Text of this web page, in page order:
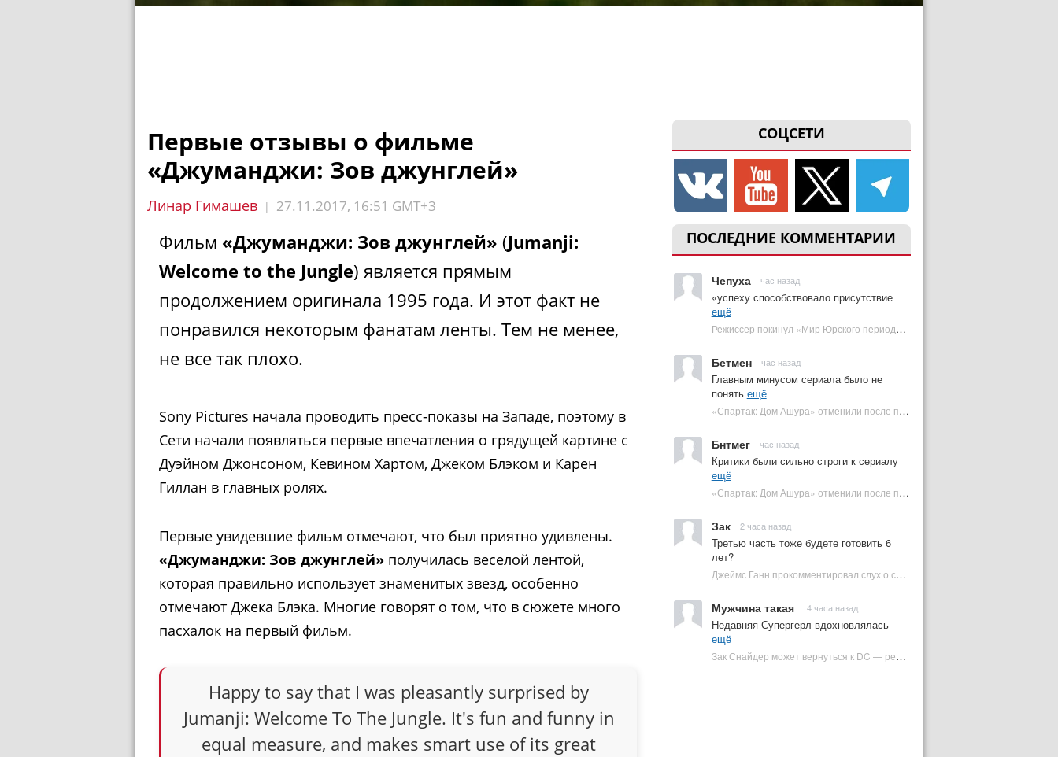
СОЦСЕТИ
ПОСЛЕДНИЕ КОММЕНТАРИИ
Чепуха час назад
«успеху способствовало присутствие
ещё
Режиссер покинул «Мир Юрского периода 5» | Plugged In Ru
Бетмен час назад
Главным минусом сериала было не
понять ещё
«Спартак: Дом Ашура» отменили после первого сезона | Plugged In Ru
Бнтмег час назад
Критики были сильно строги к сериалу
ещё
«Спартак: Дом Ашура» отменили после первого сезона | Plugged In Ru
Зак 2 часа назад
Третью часть тоже будете готовить 6
лет?
Джеймс Ганн прокомментировал слух о съемках «Бэтмена 3» | Plugged In Ru
Мужчина такая 4 часа назад
Недавняя Супергерл вдохновлялась
ещё
Зак Снайдер может вернуться к DC — режиссер общался с Warner Bros. (фото) | Plugged In Ru
Первые отзывы о фильме
«Джуманджи: Зов джунглей»
Линар Гимашев | 27.11.2017, 16:51 GMT+3
Фильм «Джуманджи: Зов джунглей» (Jumanji:
Welcome to the Jungle) является прямым
продолжением оригинала 1995 года. И этот факт не
понравился некоторым фанатам ленты. Тем не менее,
не все так плохо.
Sony Pictures начала проводить пресс-показы на Западе, поэтому в
Сети начали появляться первые впечатления о грядущей картине с
Дуэйном Джонсоном, Кевином Хартом, Джеком Блэком и Карен
Гиллан в главных ролях.
Первые увидевшие фильм отмечают, что был приятно удивлены.
«Джуманджи: Зов джунглей» получилась веселой лентой,
которая правильно использует знаменитых звезд, особенно
отмечают Джека Блэка. Многие говорят о том, что в сюжете много
пасхалок на первый фильм.
Happy to say that I was pleasantly surprised by
Jumanji: Welcome To The Jungle. It's fun and funny in
equal measure, and makes smart use of its great